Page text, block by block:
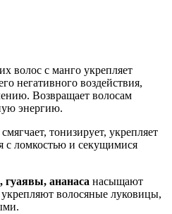
волос с манго укрепляет
негативного воздействия,
Возвращает волосам
энергию.
тонизирует, укрепляет
с ломкостью и секущимися
гуаявы, ананаса насыщают
волосяные луковицы,